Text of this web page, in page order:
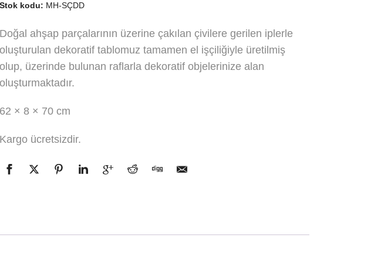
Stok kodu: MH-SÇDD
Doğal ahşap parçalarının üzerine çakılan çivilere gerilen iplerle
oluşturulan dekoratif tablomuz tamamen el işçiliğiyle üretilmiş
olup, üzerinde bulunan raflarla dekoratif objelerinize alan
oluşturmaktadır.
62 × 8 × 70 cm
Kargo ücretsizdir.